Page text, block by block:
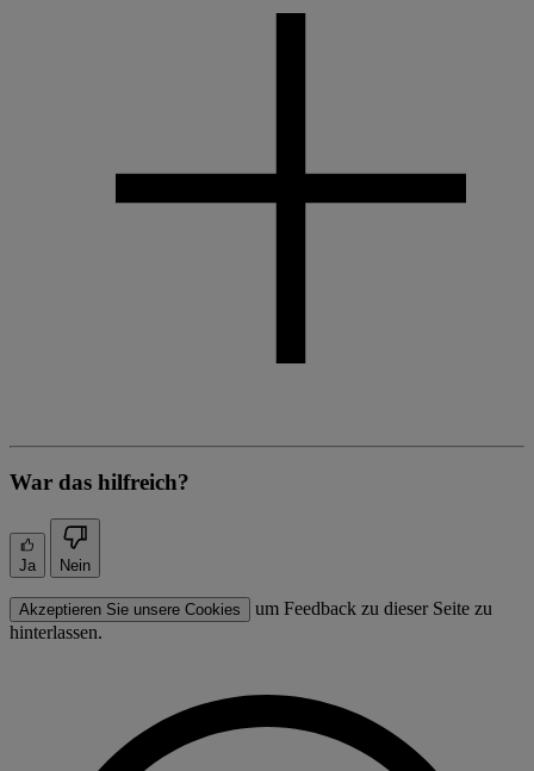
War das hilfreich?
Ja Nein
Akzeptieren Sie unsere Cookies
um Feedback zu dieser Seite zu
hinterlassen.